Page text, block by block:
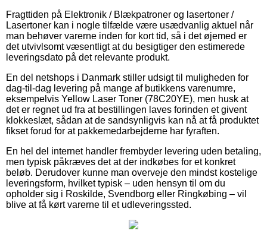
Fragttiden på Elektronik / Blækpatroner og lasertoner /
Lasertoner kan i nogle tilfælde være usædvanlig aktuel når
man behøver varerne inden for kort tid, så i det øjemed er
det utvivlsomt væsentligt at du besigtiger den estimerede
leveringsdato på det relevante produkt.
En del netshops i Danmark stiller udsigt til muligheden for
dag-til-dag levering på mange af butikkens varenumre,
eksempelvis Yellow Laser Toner (78C20YE), men husk at
det er regnet ud fra at bestillingen laves forinden et givent
klokkeslæt, sådan at de sandsynligvis kan nå at få produktet
fikset forud for at pakkemedarbejderne har fyraften.
En hel del internet handler frembyder levering uden betaling,
men typisk påkræves det at der indkøbes for et konkret
beløb. Derudover kunne man overveje den mindst kostelige
leveringsform, hvilket typisk – uden hensyn til om du
opholder sig i Roskilde, Svendborg eller Ringkøbing – vil
blive at få kørt varerne til et udleveringssted.